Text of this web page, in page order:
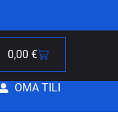
0,00 €
OMA TILI